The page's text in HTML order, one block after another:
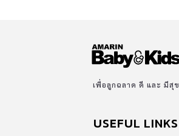
เพื่อลูกฉลาด ดี และ มีสุข
USEFUL LINKS